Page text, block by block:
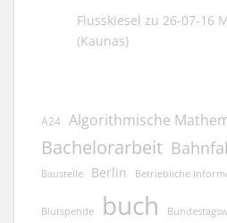
Flusskiesel zu 26-07-16
(Kaunas)
A24 Algorithmische
Bachelorarbeit
Baustelle Berlin Betriebliche
Blutspende buch